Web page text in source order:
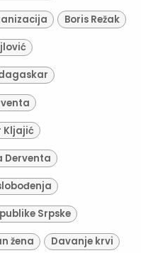
Boris Režak
Kljajić
Derventa
Srpske
žena Davanje krvi